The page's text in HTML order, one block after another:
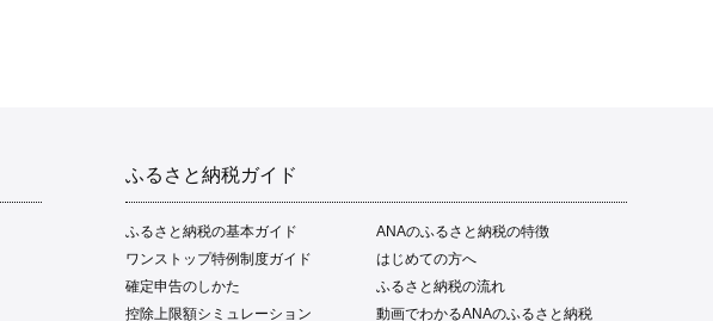
ふるさと納税ガイド
ふるさと納税の基本ガイド
ANAのふるさと納税の特徴
ワンストップ特例制度ガイド
はじめての方へ
確定申告のしかた
ふるさと納税の流れ
控除上限額シミュレーション
動画でわかるANAのふるさと納税